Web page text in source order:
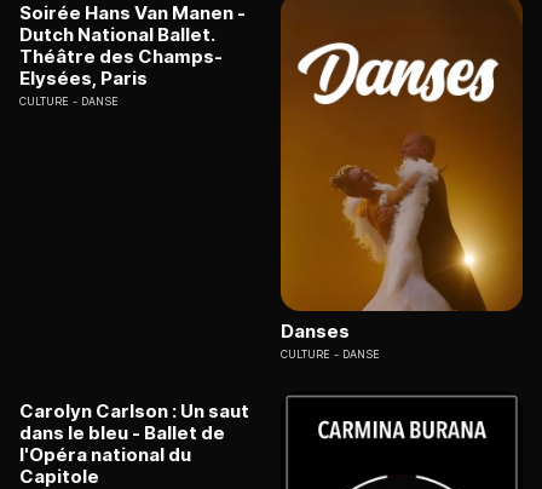
Soirée Hans Van Manen -
Dutch National Ballet.
Théâtre des Champs-
Elysées, Paris
CULTURE DANSE
Danses
CULTURE DANSE
Carolyn Carlson : Un saut
dans le bleu - Ballet de
l'Opéra national du
Capitole